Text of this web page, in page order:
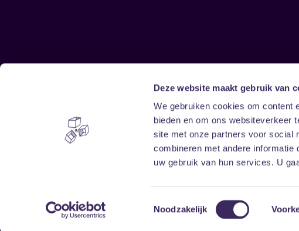
Deze website maakt gebruik van
We gebruiken cookies om content
bieden en om ons websiteverkeer
site met onze partners voor social
combineren met andere
uw gebruik van hun services. U
Toestemmingsselectie
Noodzakelijk
Home
Vrijwilligers
Disclaimer
Toegankelijkheid
Privacy & cookies